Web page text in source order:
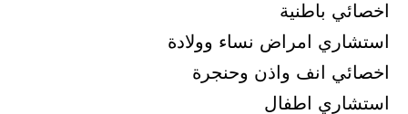
اخصائي باطنية
استشاري امراض نساء وولادة
اخصائي انف واذن وحنجرة
استشاري اطفال